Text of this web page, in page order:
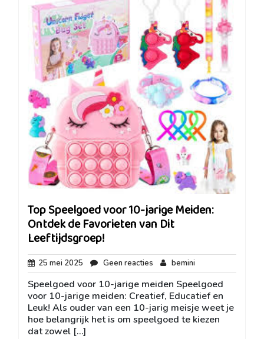
Top Speelgoed voor 10-jarige Meiden:
Ontdek de Favorieten van Dit
Leeftijdsgroep!
25 mei 2025 25
mei
2025
Geen reacties Geen
reacties
bemini
Speelgoed voor 10-jarige meiden Speelgoed
voor 10-jarige meiden: Creatief, Educatief en
Leuk! Als ouder van een 10-jarig meisje weet je
hoe belangrijk het is om speelgoed te kiezen
dat zowel […]